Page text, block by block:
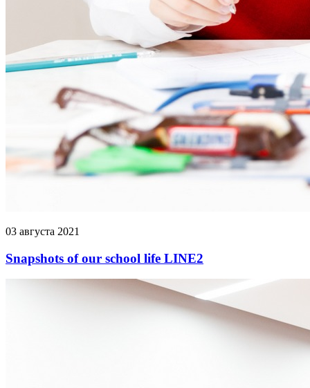
03 августа 2021
Snapshots of our school life LINE2